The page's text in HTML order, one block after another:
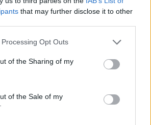
that may further disclose it to other
website/app uses one or more Google
or usage behaviour. You may click to
to Google and its third-party tags to
specified purposes in below Google
Opt Outs
of the Sharing of my
of the Sale of my
το αίτημα τηλεοπτικής
των Τεμπών, που αφορά
δυστύχημα της
δημόσιο ενδιαφέρον, με το
σειρά διαδικαστικών